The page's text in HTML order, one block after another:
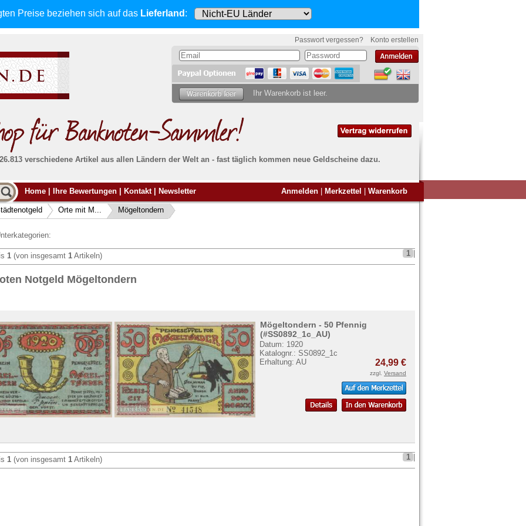
Preise beziehen sich auf das Lieferland :
Passwort vergessen? Konto erstellen
Ihr Warenkorb ist leer.
verschiedene Artikel aus allen Ländern der Welt an - fast täglich kommen neue Geldscheine dazu.
Alle Lieferungen, auch ins Ausland, werden
von uns voll versichert. Sie habenkein Risiko
falls die Sendung verloren geht oder beschädigt
wird.
Absolute Zuverlässigkeit:
Banknoten
Möchten Sie Banknoten
verkaufen?
Siehier.
Home Ihre Bewertungen Kontakt Newsletter Anmelden Merkzettel Warenkorb
Orte mit M... Mögeltondern
1 (von insgesamt 1 Artikeln) 1
Notgeld Mögeltondern
Mögeltondern - 50 Pfennig
(#SS0892_1c_AU)
Datum: 1920
Katalognr.: SS0892_1c
Erhaltung: AU
24,99 €
zzgl. Versand
1 (von insgesamt 1 Artikeln) 1 |